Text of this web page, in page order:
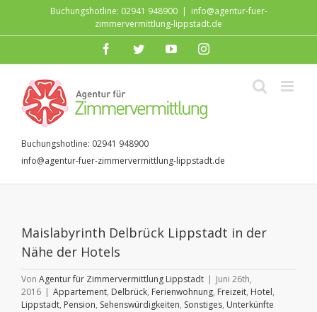
springen
Buchungshotline: 02941 948900 | info@agentur-fuer-
zimmervermittlung-lippstadt.de
facebooktwitter youtubeinstagram
Buchungshotline: 02941 948900
info@agentur-fuer-zimmervermittlung-lippstadt.de
Maislabyrinth Delbrück Lippstadt in der
Nähe der Hotels
Von Agentur für Zimmervermittlung Lippstadt | Juni 26th,
2016 | Appartement, Delbrück, Ferienwohnung, Freizeit, Hotel,
Lippstadt, Pension, Sehenswürdigkeiten, Sonstiges, Unterkünfte